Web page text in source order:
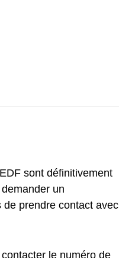
sont définitivement
un
prendre contact avec
le numéro de